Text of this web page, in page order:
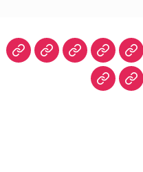
Startseite
WarumBibliografie
Vita
|